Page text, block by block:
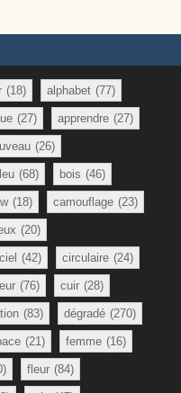
(18) alphabet (77)
(27) apprendre (27)
(26)
(68) bois (46)
(18) camouflage (23)
(20)
ciel (42) circulaire (24)
(76) cuir (28)
(83) dégradé (270)
(21) femme (16)
fleur (84)